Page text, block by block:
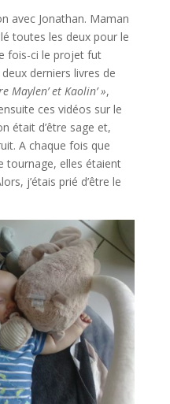
avec Jonathan. Maman
toutes les deux pour le
fois-ci le projet fut
derniers livres de
Maylen’ et Kaolin’ »,
ces vidéos sur le
était d’être sage et,
A chaque fois que
tournage, elles étaient
j’étais prié d’être le